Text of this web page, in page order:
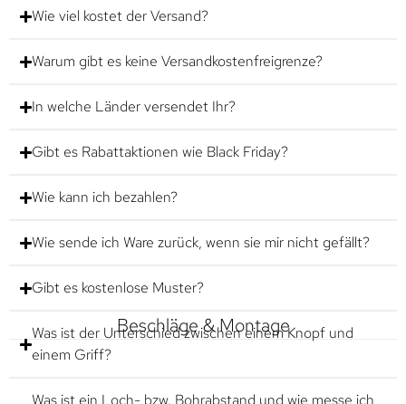
Wie viel kostet der Versand?
Warum gibt es keine Versandkostenfreigrenze?
In welche Länder versendet Ihr?
Gibt es Rabattaktionen wie Black Friday?
Wie kann ich bezahlen?
Wie sende ich Ware zurück, wenn sie mir nicht gefällt?
Gibt es kostenlose Muster?
Beschläge & Montage
Was ist der Unterschied zwischen einem Knopf und
einem Griff?
Was ist ein Loch- bzw. Bohrabstand und wie messe ich